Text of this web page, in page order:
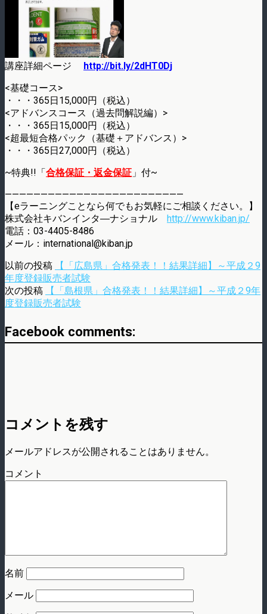
講座詳細ページ
http://bit.ly/2dHT0Dj
<基礎コース>
・・・365日15,000円（税込）
<アドバンスコース（過去問解説編）>
・・・365日15,000円（税込）
<超最短合格パック（基礎＋アドバンス）>
・・・365日27,000円（税込）
~特典!!「 合格保証・返金保証 」付~
—————————————————————————
【eラーニングことなら何でもお気軽にご相談ください。】
株式会社キバンインタ―ナショナル
http://www.kiban.jp/
電話：03-4405-8486
メール：international@kiban.jp
以前の投稿
【「広島県」合格発表！！結果詳細】～平成２9
年度登録販売者試験
次の投稿
【「島根県」合格発表！！結果詳細】～平成２9年
度登録販売者試験
Facebook comments:
コメントを残す
メールアドレスが公開されることはありません。
コメント
名前
メール